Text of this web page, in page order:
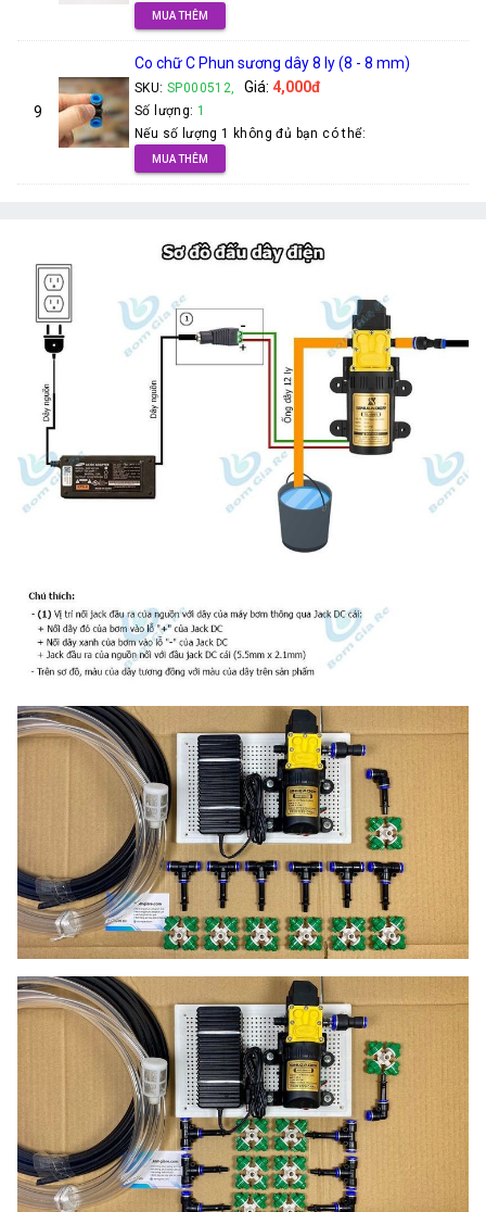
MUA THÊM
9
Co chữ C Phun sương dây 8 ly (8 - 8 mm)
SKU: SP000512, Giá: 4,000đ
Số lượng: 1
Nếu số lượng 1 không đủ bạn có thể:
MUA THÊM